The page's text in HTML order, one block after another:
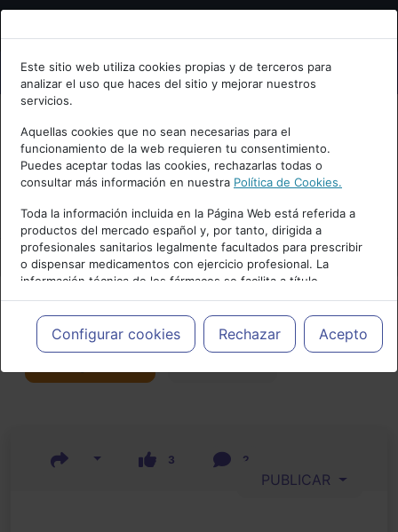
Bienvenid@ a psiquiatria.com
Escribe tu Email
Accede o regístrate con tu email.
Cancelar
Este sitio web utiliza cookies propias y de terceros para
analizar el uso que haces del sitio y mejorar nuestros
servicios.
Aquellas cookies que no sean necesarias para el
funcionamiento de la web requieren tu consentimiento.
Puedes aceptar todas las cookies, rechazarlas todas o
consultar más información en nuestra Política de Cookies.
Toda la información incluida en la Página Web está referida a
productos del mercado español y, por tanto, dirigida a
profesionales sanitarios legalmente facultados para prescribir
o dispensar medicamentos con ejercicio profesional. La
información técnica de los fármacos se facilita a título
meramente informativo, siendo responsabilidad de los
profesionales facultados prescribir medicamentos y decidir, en
cada caso concreto, el tratamiento más adecuado a las
necesidades del paciente.
Configurar cookies Rechazar Acepto
Actualidad y Artículos|Neurociencias
3 2
PUBLICAR